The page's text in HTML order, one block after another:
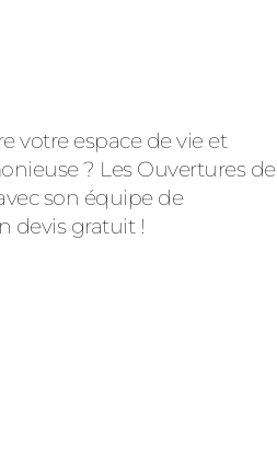
votre espace de vie et
? Les Ouvertures de
son équipe de
devis gratuit !